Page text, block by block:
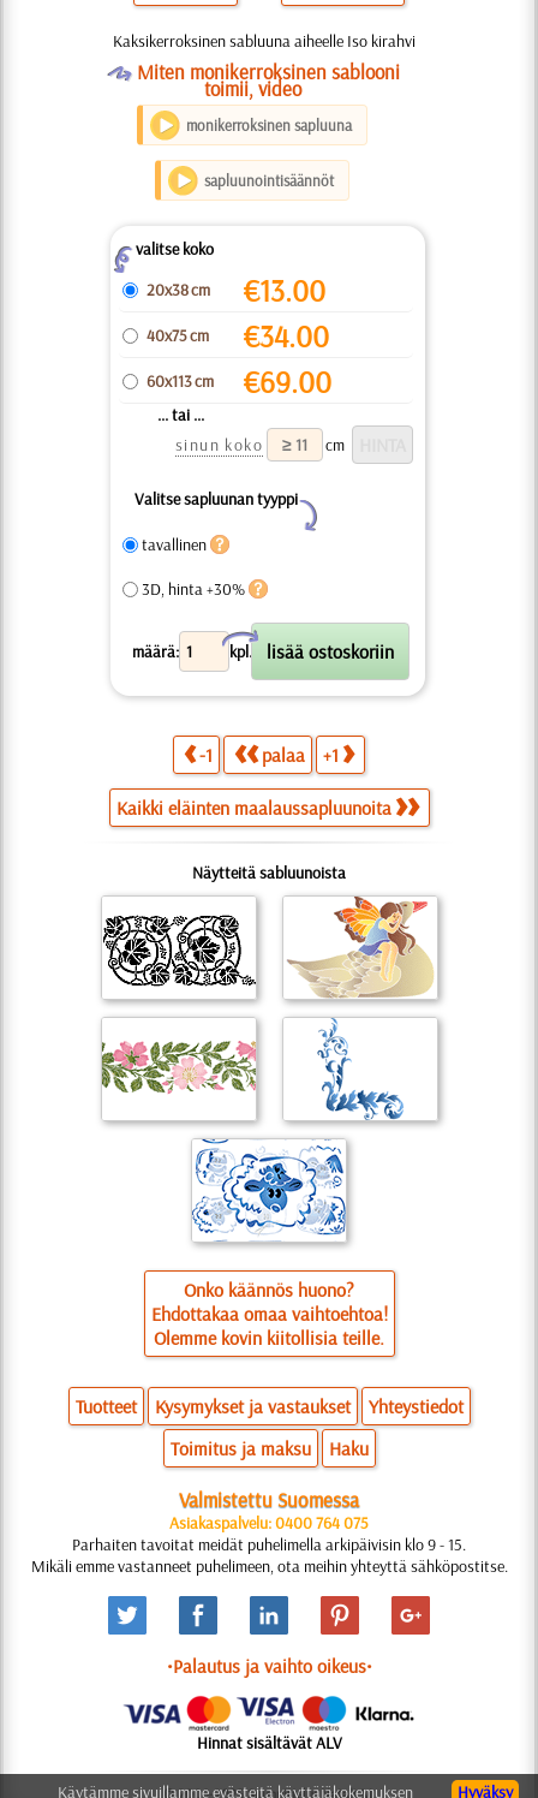
Kaksikerroksinen sabluuna aiheelle Iso kirahvi
OMiten monikerroksinen sablooni
toimii, video
monikerroksinen sapluuna
sapluunointisäännöt
Zvalitse koko
20x38 cm
€13.00
40x75 cm €34.00
60x113 cm €69.00
... tai ...
sinun koko
cm
Valitse sapluunan tyyppi
Y
tavallinen
3D, hinta +30%
määrä: kpl.
X
-1 palaa +1
Kaikki eläinten maalaussapluunoita
Näytteitä sabluunoista
Onko käännös huono?
Ehdottakaa omaa vaihtoehtoa!
Olemme kovin kiitollisia teille.
Tuotteet Kysymykset ja vastaukset
Yhteystiedot
Toimitus ja maksu
Haku
Valmistettu Suomessa
Asiakaspalvelu: 0400 764 075
Parhaiten tavoitat meidät puhelimella arkipäivisin klo 9 - 15.
Mikäli emme vastanneet puhelimeen, ota meihin yhteyttä sähköpostitse.
•Palautus ja vaihto oikeus•
Hinnat sisältävät ALV
© 2006-2025 Suunnittelu: Natali M. Hyväksy
Käytämme sivuillamme evästeitä käyttäjäkokemuksen